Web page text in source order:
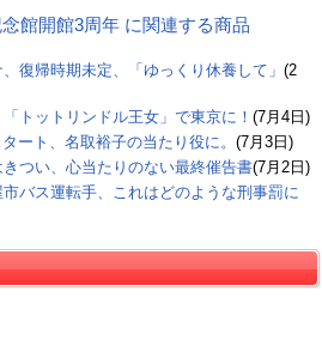
館開館3周年 に関連する商品
復帰時期未定、「ゆっくり休養して」 (2
トットリンドル王女」で東京に！ (7月4日)
ート、名取裕子の当たり役に。 (7月3日)
きつい、心当たりのない最終催告書(7月2日)
バス運転手、これはどのような刑事罰に